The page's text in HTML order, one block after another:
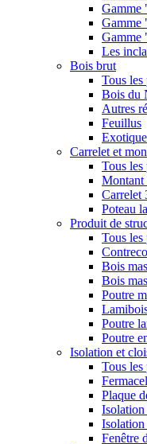
Gamme
Gamme
Gamme
Les
Bois brut
Tous les
Bois du
Autres
Feuillus
Carrelet et
Tous les
Montant
Carrelet
Poteau
Produit de
Tous les
Bois
Bois
Poutre
Poutre
Poutre
Isolation et
Tous les
Plaque
Isolation
Fenêtre